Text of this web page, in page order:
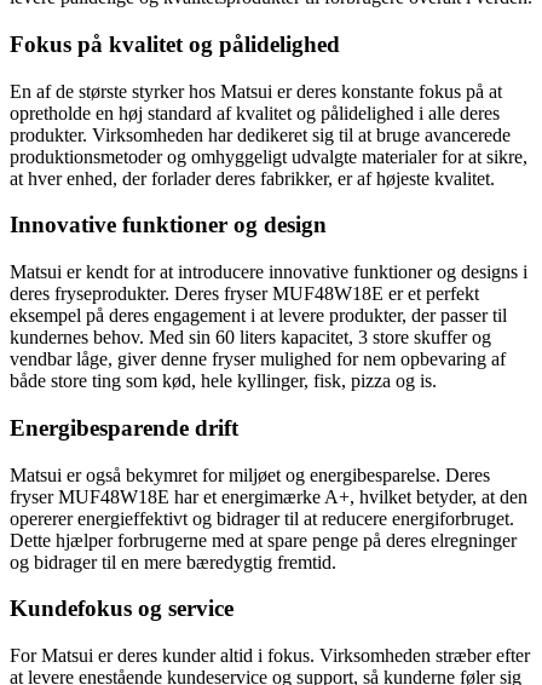
Fokus på kvalitet og pålidelighed
En af de største styrker hos Matsui er deres konstante fokus på at
opretholde en høj standard af kvalitet og pålidelighed i alle deres
produkter. Virksomheden har dedikeret sig til at bruge avancerede
produktionsmetoder og omhyggeligt udvalgte materialer for at sikre,
at hver enhed, der forlader deres fabrikker, er af højeste kvalitet.
Innovative funktioner og design
Matsui er kendt for at introducere innovative funktioner og designs i
deres fryseprodukter. Deres fryser MUF48W18E er et perfekt
eksempel på deres engagement i at levere produkter, der passer til
kundernes behov. Med sin 60 liters kapacitet, 3 store skuffer og
vendbar låge, giver denne fryser mulighed for nem opbevaring af
både store ting som kød, hele kyllinger, fisk, pizza og is.
Energibesparende drift
Matsui er også bekymret for miljøet og energibesparelse. Deres
fryser MUF48W18E har et energimærke A+, hvilket betyder, at den
opererer energieffektivt og bidrager til at reducere energiforbruget.
Dette hjælper forbrugerne med at spare penge på deres elregninger
og bidrager til en mere bæredygtig fremtid.
Kundefokus og service
For Matsui er deres kunder altid i fokus. Virksomheden stræber efter
at levere enestående kundeservice og support, så kunderne føler sig